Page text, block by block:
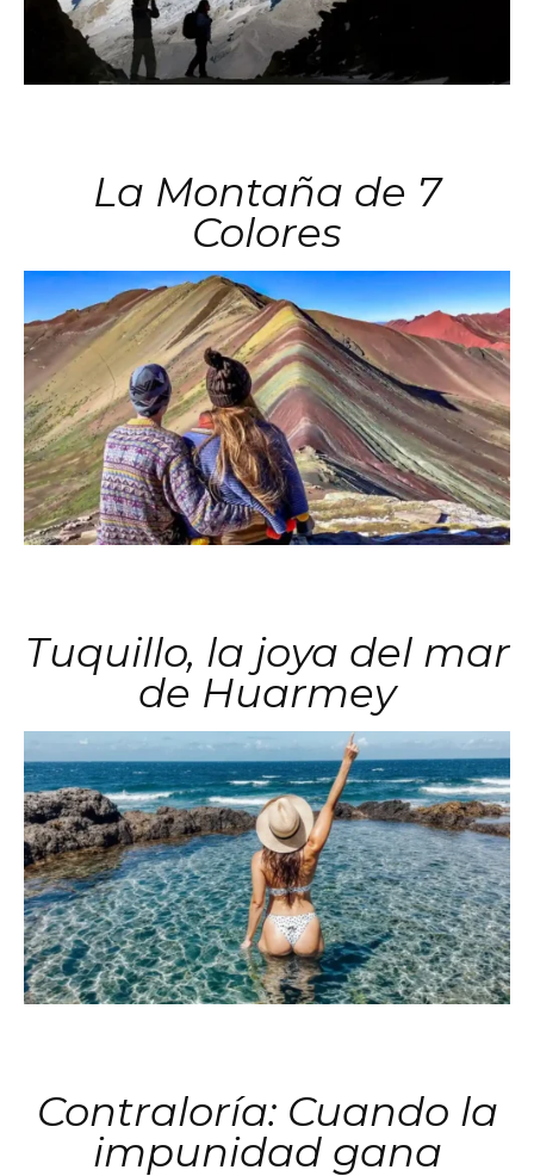
La Montaña de 7
Colores
Tuquillo, la joya del mar
de Huarmey
Contraloría: Cuando la
impunidad gana